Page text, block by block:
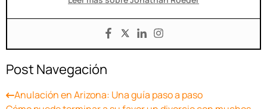
Post Navegación
Anulación en Arizona: Una guía paso a paso